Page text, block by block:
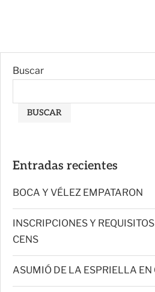
Buscar
BUSCAR
Entradas recientes
BOCA Y VÉLEZ EMPATARON
INSCRIPCIONES Y
CENS
ASUMIÓ DE LA ESPRIELLA